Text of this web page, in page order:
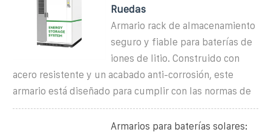
Ruedas
Armario rack de almacenamiento
seguro y fiable para baterías de
iones de litio. Construido con
acero resistente y un acabado anti-corrosión, este
armario está diseñado para cumplir con las normas de
Armarios para baterías solares: